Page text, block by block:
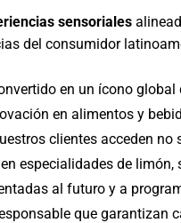
sensoriales
del consumidor
en un ícono global
en alimentos y
clientes acceden no
especialidades de limón,
al futuro y a
que garantizan